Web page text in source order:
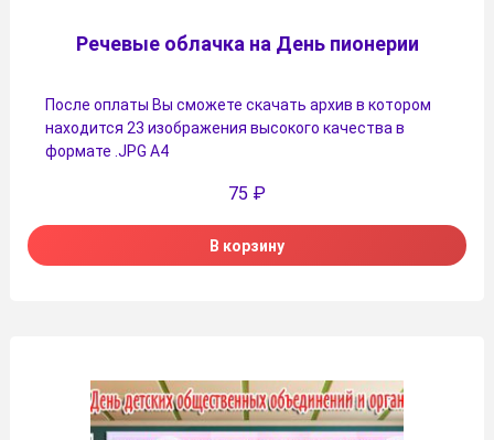
Речевые облачка на День пионерии
После оплаты Вы сможете скачать архив в котором
находится 23 изображения высокого качества в
формате .JPG А4
75 ₽
В корзину